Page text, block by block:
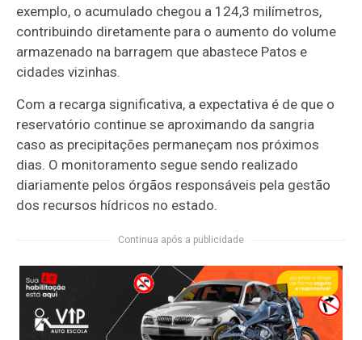
exemplo, o acumulado chegou a 124,3 milímetros,
contribuindo diretamente para o aumento do volume
armazenado na barragem que abastece Patos e
cidades vizinhas.
Com a recarga significativa, a expectativa é de que o
reservatório continue se aproximando da sangria
caso as precipitações permaneçam nos próximos
dias. O monitoramento segue sendo realizado
diariamente pelos órgãos responsáveis pela gestão
dos recursos hídricos no estado.
Continua após a publicidade